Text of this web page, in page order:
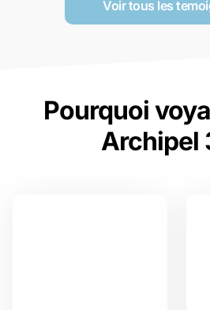
Voir tous les
Pourquoi
Archipel